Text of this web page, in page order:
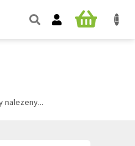
NÁKUPNÍ
nalezeny...